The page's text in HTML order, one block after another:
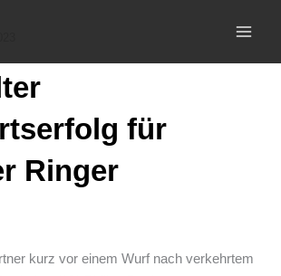
für
Ringer